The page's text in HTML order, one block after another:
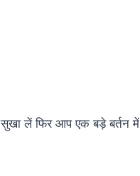
लें फिर आप एक बड़े बर्तन में